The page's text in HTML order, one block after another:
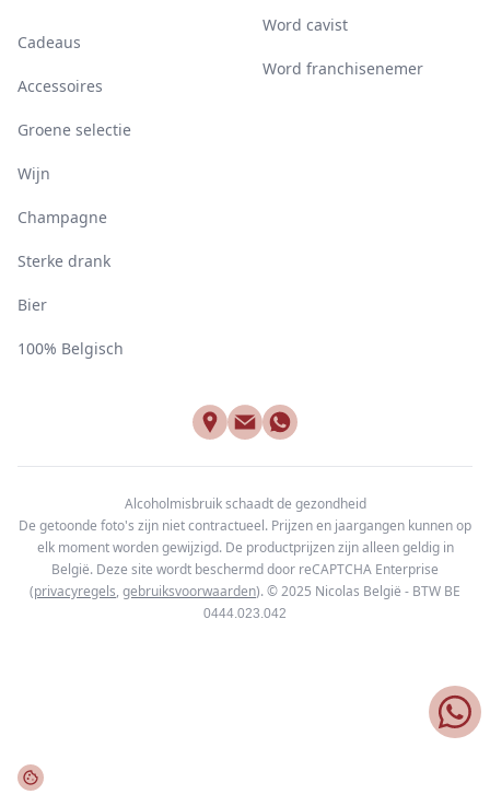
Cadeaus
Accessoires
Groene selectie
Wijn
Champagne
Sterke drank
Bier
100% Belgisch
Word cavist
Word franchisenemer
Alcoholmisbruik schaadt de gezondheid
De getoonde foto's zijn niet contractueel. Prijzen en jaargangen kunnen op
elk moment worden gewijzigd. De productprijzen zijn alleen geldig in
België. Deze site wordt beschermd door reCAPTCHA Enterprise
(privacyregels, gebruiksvoorwaarden). © 2025 Nicolas België - BTW BE
0444.023.042